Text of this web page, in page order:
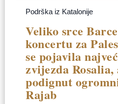
Podrška iz Katalonije
Veliko srce
koncertu za
se pojavila
zvijezda
podignut
Rajab